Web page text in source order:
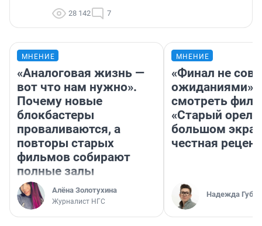
28 142 7
МНЕНИЕ
«Аналоговая жизнь —
вот что нам нужно».
Почему новые
блокбастеры
проваливаются, а
повторы старых
фильмов собирают
полные залы
Алёна Золотухина
Журналист НГС
МНЕНИЕ
«Финал не
ожиданиями»:
смотреть
«Старый орел»
большом
честная
Надежда